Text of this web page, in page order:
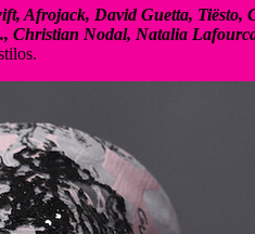
Afrojack, David Guetta, Tiësto,
Nodal, Natalia